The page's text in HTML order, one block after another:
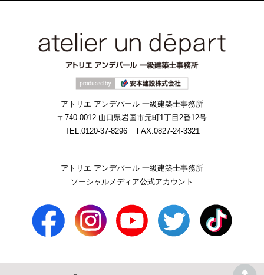
アトリエ アンデパール 一級建築士事務所
〒740-0012 山口県岩国市元町1丁目2番12号
TEL:0120-37-8296
FAX:0827-24-3321
アトリエ アンデパール 一級建築士事務所
ソーシャルメディア公式アカウント